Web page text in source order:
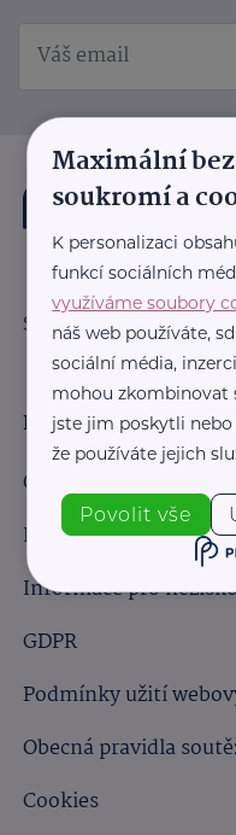
Sledujte nás:
Důležité odkazy
Obchodní podmínky
Informace pro
Informace pro
GDPR
Podmínky užití
Obecná pravidla
Cookies
Maximální
soukromí a
K personalizaci
funkcí sociálních
využíváme soubory
náš web používáte,
sociální média,
mohou zkombinovat
jste jim poskytli
že používáte jejich
Povolit vše